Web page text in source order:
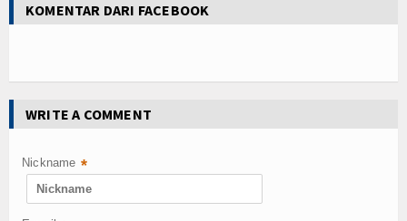
KOMENTAR DARI FACEBOOK
WRITE A COMMENT
Nickname *